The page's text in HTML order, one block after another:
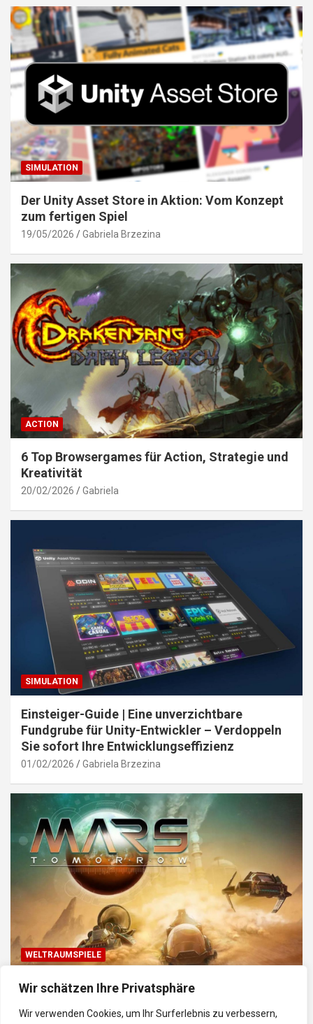
Wir schätzen Ihre Privatsphäre
Wir verwenden Cookies, um Ihr Surferlebnis zu verbessern,
SIMULATION
Der Unity Asset Store in Aktion: Vom Konzept
zum fertigen Spiel
19/05/2026 Gabriela Brzezina
ACTION
6 Top Browsergames für Action, Strategie und
Kreativität
20/02/2026 Gabriela
SIMULATION
Einsteiger-Guide | Eine unverzichtbare
Fundgrube für Unity-Entwickler – Verdoppeln
Sie sofort Ihre Entwicklungseffizienz
01/02/2026 Gabriela Brzezina
WELTRAUMSPIELE
Top Weltraum-Browser-Spiele: Erkunde, baue